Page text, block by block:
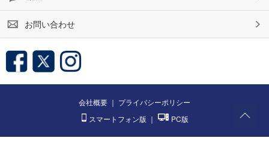
お問い合わせ
会社概要 ｜ プライバシーポリシー
スマートフォン版 ｜ PC版